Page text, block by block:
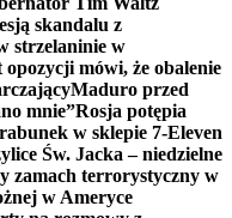
skandalu z
strzelaninie w
mówi, że obalenie
Maduro przed
mnie”Rosja potępia
w sklepie 7-Eleven
Św. Jacka – niedzielne
zamach terrorystyczny w
w Ameryce